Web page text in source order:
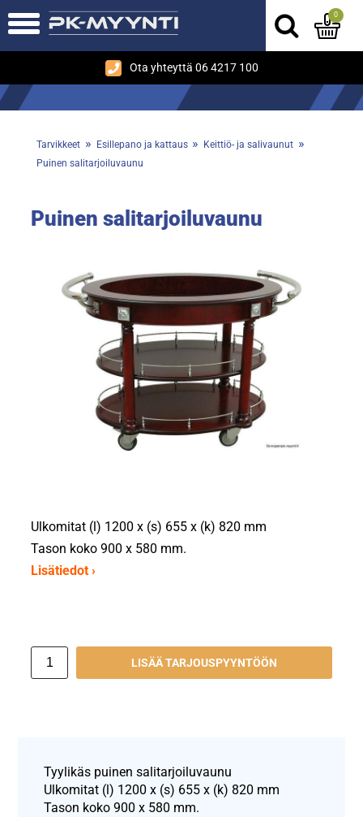
Ota yhteyttä 06 4217 100
0
Tarvikkeet » Esillepano ja kattaus » Keittiö- ja salivaunut »
Puinen salitarjoiluvaunu
Puinen salitarjoiluvaunu
Ulkomitat (l) 1200 x (s) 655 x (k) 820 mm
Tason koko 900 x 580 mm.
Lisätiedot ›
LISÄÄ TARJOUSPYYNTÖÖN
Tyylikäs puinen salitarjoiluvaunu
Ulkomitat (l) 1200 x (s) 655 x (k) 820 mm
Tason koko 900 x 580 mm.